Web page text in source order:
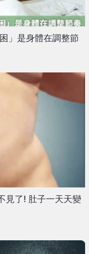
」是身體在調整節
見了! 肚子一天天變